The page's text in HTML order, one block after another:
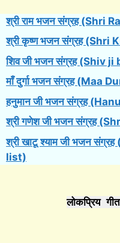
श्री राम भजन संग्रह (Shri
श्री कृष्ण भजन संग्रह
शिव जी भजन संग्रह (Shiv
माँ दुर्गा भजन संग्रह (Maa
हनुमान जी भजन संग्रह
श्री गणेश जी भजन संग्रह
श्री खाटू श्याम जी भजन
list)
लोकप्रिय